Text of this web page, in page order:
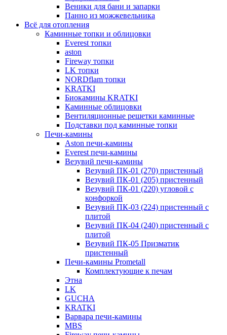
Веники для бани и запарки
Панно из можжевельника
Всё для отопления
Каминные топки и облицовки
Everest топки
aston
Fireway топки
LK топки
NORDflam топки
KRATKI
Биокамины KRATKI
Каминные облицовки
Вентиляционные решетки каминные
Подставки под каминные топки
Печи-камины
Aston печи-камины
Everest печи-камины
Везувий печи-камины
Везувий ПК-01 (270) пристенный
Везувий ПК-01 (205) пристенный
Везувий ПК-01 (220) угловой с
конфоркой
Везувий ПК-03 (224) пристенный с
плитой
Везувий ПК-04 (240) пристенный с
плитой
Везувий ПК-05 Призматик
пристенный
Печи-камины Prometall
Комплектующие к печам
Этна
LK
GUCHA
KRATKI
Варвара печи-камины
MBS